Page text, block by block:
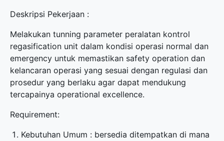
Deskripsi Pekerjaan :
Melakukan tunning parameter peralatan kontrol
regasification unit dalam kondisi operasi normal dan
emergency untuk memastikan safety operation dan
kelancaran operasi yang sesuai dengan regulasi dan
prosedur yang berlaku agar dapat mendukung
tercapainya operational excellence.
Requirement:
Kebutuhan Umum : bersedia ditempatkan di mana